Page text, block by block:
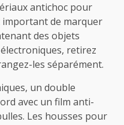
antichoc pour
de marquer
des objets
retirez
les séparément.
un double
avec un film anti-
Les housses pour